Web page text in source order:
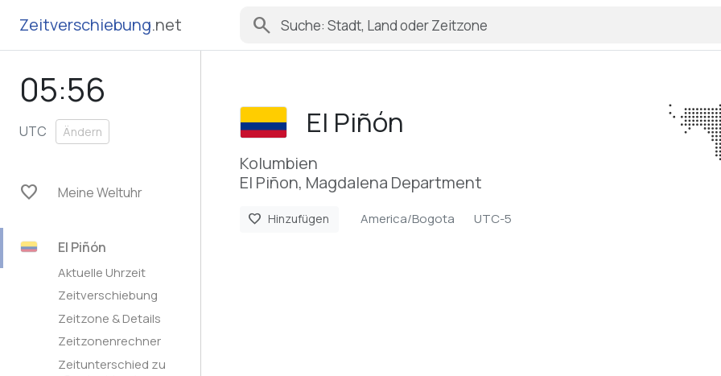
Zeitverschiebung.net search
05:56
UTC Ändern
favorite Meine Weltuhr
El Piñón
Aktuelle Uhrzeit
Zeitverschiebung
Zeitzone & Details
Zeitzonenrechner
Zeitunterschied zu
El Piñón
Kolumbien
El Piñon, Magdalena Department
favorite Hinzufügen America/Bogota UTC-5